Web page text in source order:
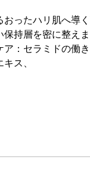
ったハリ肌へ導く
持層を密に整えま
：セラミドの働き
ス、